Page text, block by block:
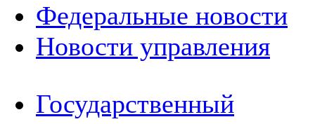
Федеральные новости
Новости управления
Государственный